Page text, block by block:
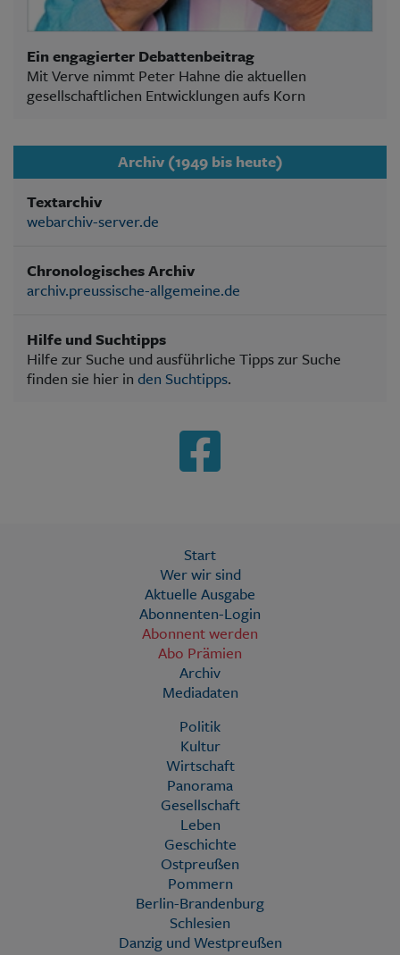
Ein engagierter Debattenbeitrag
Mit Verve nimmt Peter Hahne die aktuellen
gesellschaftlichen Entwicklungen aufs Korn
Archiv (1949 bis heute)
Textarchiv
webarchiv-server.de
Chronologisches Archiv
archiv.preussische-allgemeine.de
Hilfe und Suchtipps
Hilfe zur Suche und ausführliche Tipps zur Suche
finden sie hier in den Suchtipps.
Start
Wer wir sind
Aktuelle Ausgabe
Abonnenten-Login
Abonnent werden
Abo Prämien
Archiv
Mediadaten
Politik
Kultur
Wirtschaft
Panorama
Gesellschaft
Leben
Geschichte
Ostpreußen
Pommern
Berlin-Brandenburg
Schlesien
Danzig und Westpreußen